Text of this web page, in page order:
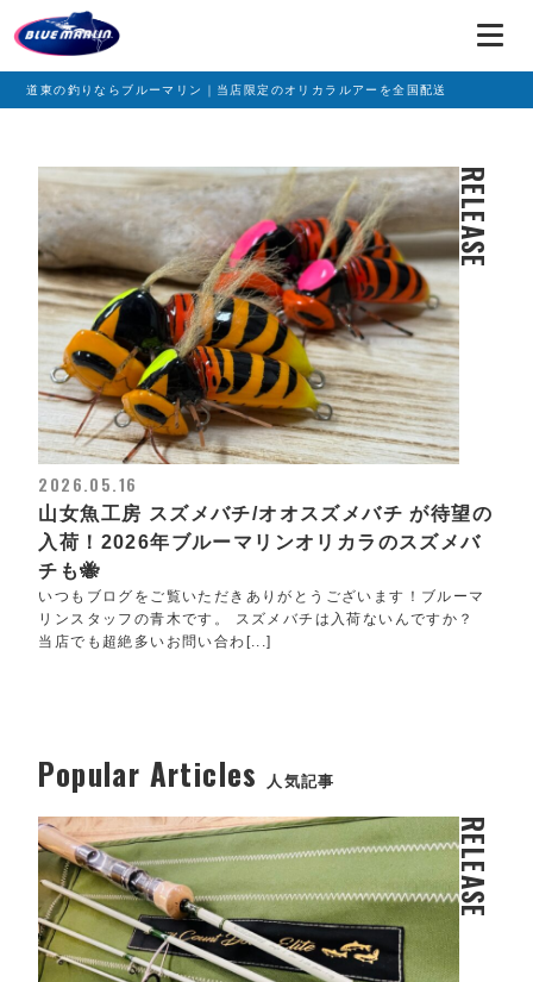
道東の釣りならブルーマリン｜当店限定のオリカラルアーを全国配送
RELEASE
2026.05.16
山女魚工房 スズメバチ/オオスズメバチ が待望の
入荷！2026年ブルーマリンオリカラのスズメバ
チも🐝
いつもブログをご覧いただきありがとうございます！ブルーマ
リンスタッフの青木です。 スズメバチは入荷ないんですか？
当店でも超絶多いお問い合わ[...]
Popular Articles 人気記事
RELEASE